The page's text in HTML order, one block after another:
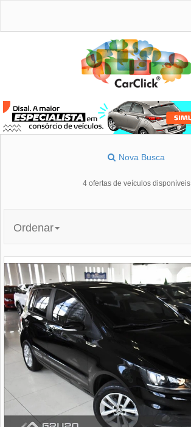
Nova Busca
4 ofertas de veículos disponíveis
Ordenar